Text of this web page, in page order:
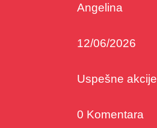
Angelina
12/06/2026
Uspešne akcije
0 Komentara